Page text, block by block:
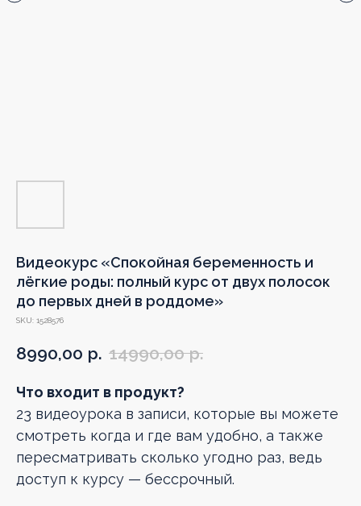
Видеокурс «Спокойная беременность и
лёгкие роды: полный курс от двух полосок
до первых дней в роддоме»
SKU: 1528576
8990,00 р. 14990,00 р.
Что входит в продукт?
23 видеоурока в записи, которые вы можете
смотреть когда и где вам удобно, а также
пересматривать сколько угодно раз, ведь
доступ к курсу — бессрочный.